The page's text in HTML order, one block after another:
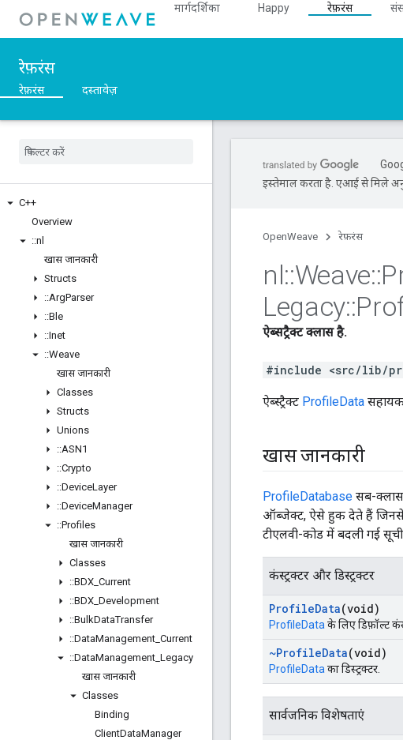
मार्गदर्शिका Happy रेफ़रंस
रेफ़रंस
रेफ़रंस दस्तावेज़
C++
Overview
::nl
खास जानकारी
Structs
::ArgParser
::Ble
::Inet
::Weave
खास जानकारी
Classes
Structs
Unions
::ASN1
::Crypto
::DeviceLayer
::DeviceManager
::Profiles
खास जानकारी
Classes
::BDX Current
::BDX Development
::BulkDataTransfer
::DataManagement Current
::DataManagement Legacy
खास जानकारी
Classes
Binding
ClientDataManager
इस्तेमाल करता है. एआई से मिले
OpenWeave रेफ़रंस
nl::Weave::
Legacy::
ऐब्सट्रैक्ट क्लास है.
#include <src/lib/
ऐब्स्ट्रैक्ट ProfileData
खास जानकारी
ProfileDatabase सब-क्लास
ऑब्जेक्ट, ऐसे हुक देते हैं जिनसे
टीएलवी-कोड में बदली गई
कंस्ट्रक्टर और डिस्ट्रक्टर
ProfileData(void)
ProfileData के लिए डिफ़ॉल्ट
~ProfileData(void)
ProfileData का डिस्ट्रक्टर.
सार्वजनिक विशेषताएं